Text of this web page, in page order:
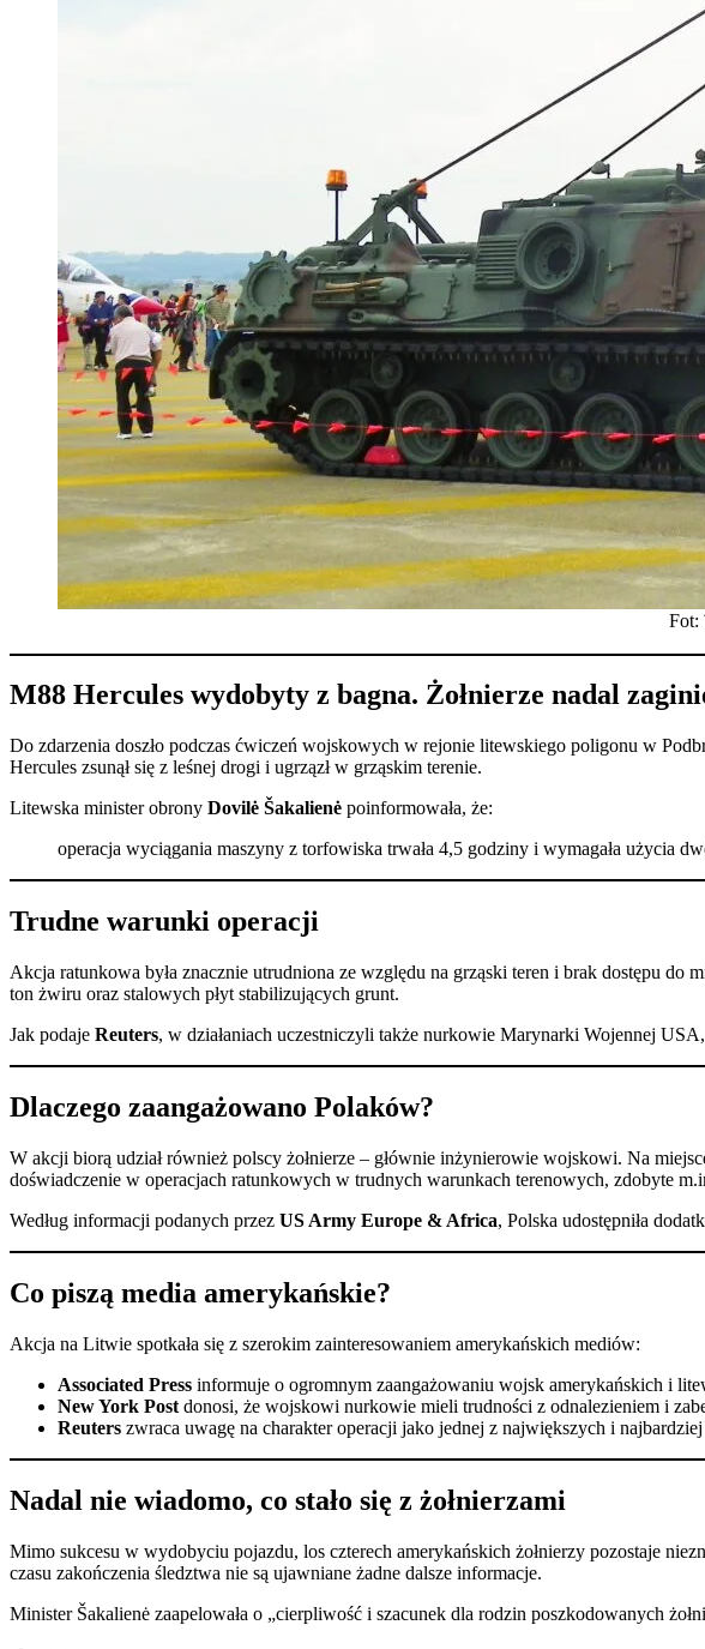
Fot:
M88 Hercules wydobyty z bagna. Żołnierze nadal
Do zdarzenia doszło podczas ćwiczeń wojskowych w rejonie litewskiego poligonu w
Hercules zsunął się z leśnej drogi i ugrzązł w grząskim terenie.
Litewska minister obrony Dovilė Šakalienė poinformowała, że:
operacja wyciągania maszyny z torfowiska trwała 4,5 godziny i wymagała użycia
Trudne warunki operacji
Akcja ratunkowa była znacznie utrudniona ze względu na grząski teren i brak dostępu
ton żwiru oraz stalowych płyt stabilizujących grunt.
Jak podaje Reuters, w działaniach uczestniczyli także nurkowie Marynarki Wojennej
Dlaczego zaangażowano Polaków?
W akcji biorą udział również polscy żołnierze – głównie inżynierowie wojskowi. Na
doświadczenie w operacjach ratunkowych w trudnych warunkach terenowych, zdobyte
Według informacji podanych przez US Army Europe & Africa, Polska udostępniła
Co piszą media amerykańskie?
Akcja na Litwie spotkała się z szerokim zainteresowaniem amerykańskich mediów:
Associated Press informuje o ogromnym zaangażowaniu wojsk amerykańskich i
New York Post donosi, że wojskowi nurkowie mieli trudności z odnalezieniem i
Reuters zwraca uwagę na charakter operacji jako jednej z największych i
Nadal nie wiadomo, co stało się z żołnierzami
Mimo sukcesu w wydobyciu pojazdu, los czterech amerykańskich żołnierzy pozostaje
czasu zakończenia śledztwa nie są ujawniane żadne dalsze informacje.
Minister Šakalienė zaapelowała o „cierpliwość i szacunek dla rodzin poszkodowanych